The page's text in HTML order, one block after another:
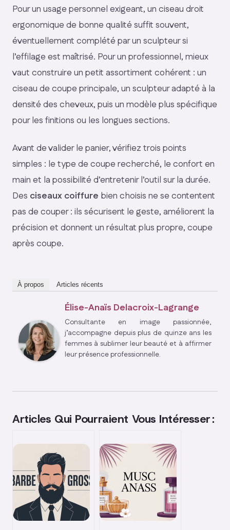
Pour un usage personnel exigeant, un ciseau droit
ergonomique de bonne qualité suffit souvent,
éventuellement complété par un sculpteur si
l’effilage est maîtrisé. Pour un professionnel, mieux
vaut construire un petit assortiment cohérent : un
ciseau de coupe principale, un sculpteur adapté à la
densité des cheveux, puis un modèle plus spécifique
pour les finitions ou les longues sections.
Avant de valider le panier, vérifiez trois points
simples : le type de coupe recherché, le confort en
main et la possibilité d’entretenir l’outil sur la durée.
Des ciseaux coiffure bien choisis ne se contentent
pas de couper : ils sécurisent le geste, améliorent la
précision et donnent un résultat plus propre, coupe
après coupe.
À propos Articles récents
Élise-Anaïs Delacroix-Lagrange
Consultante en image passionnée,
j’accompagne depuis plus de quinze ans les
femmes à sublimer leur beauté et à affirmer
leur présence professionnelle.
Articles Qui Pourraient Vous Intéresser :